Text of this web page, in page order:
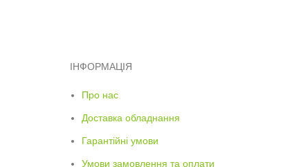
ІНФОРМАЦІЯ
Про нас
Доставка обладнання
Гарантійні умови
Умови замовлення та оплати